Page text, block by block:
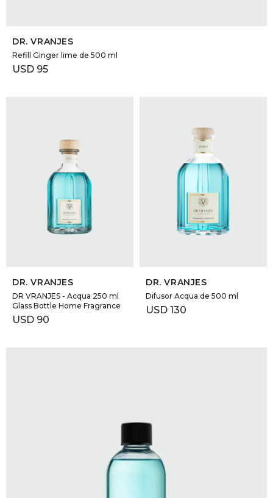
DR. VRANJES
Refill Ginger lime de 500 ml
USD 95
DR. VRANJES
DR VRANJES - Acqua 250 ml
Glass Bottle Home Fragrance
USD 90
DR. VRANJES
Difusor Acqua de 500 ml
USD 130